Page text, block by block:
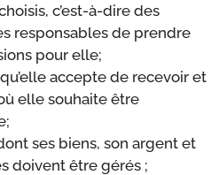
c’est-à-dire des
responsables de prendre
pour elle;
accepte de recevoir et
elle souhaite être
ses biens, son argent et
doivent être gérés ;